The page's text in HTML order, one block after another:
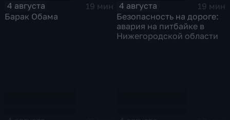
4 августа
19 мин
Барак Обама
4 августа
19 мин
Безопасность на дороге:
авария на питбайке в
Нижегородской области